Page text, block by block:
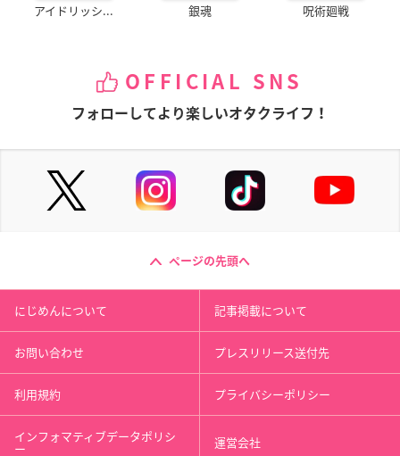
アイドリッシ... 銀魂 呪術廻戦
OFFICIAL SNS
フォローしてより楽しいオタクライフ！
ページの先頭へ
にじめんについて 記事掲載について
お問い合わせ プレスリリース送付先
利用規約 プライバシーポリシー
インフォマティブデータポリシ
ー 運営会社